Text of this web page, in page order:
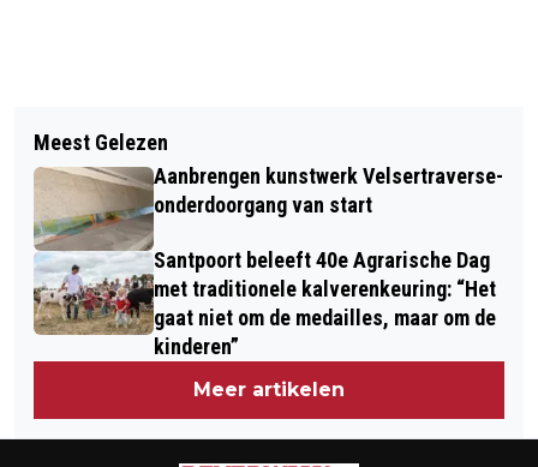
COLUMN BLIK VAN CO: "DOET 'N
ANDER VERKEERSBORD WONDEREN?"
BEVERWIJK GAAT POLY-BOMEN
HERPLANTEN
Meest Gelezen
Aanbrengen kunstwerk Velsertraverse-
onderdoorgang van start
Santpoort beleeft 40e Agrarische Dag
met traditionele kalverenkeuring: “Het
gaat niet om de medailles, maar om de
kinderen”
Meer artikelen